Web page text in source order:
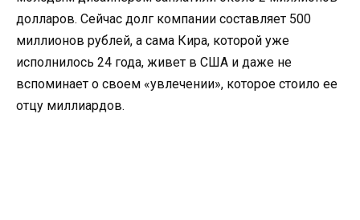
долларов. Сейчас долг компании составляет 500
миллионов рублей, а сама Кира, которой уже
исполнилось 24 года, живет в США и даже не
вспоминает о своем «увлечении», которое стоило ее
отцу миллиардов.